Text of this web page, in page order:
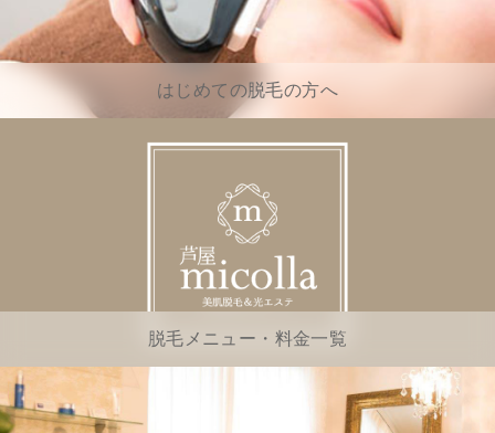
はじめての脱毛の方へ
脱毛メニュー・料金一覧